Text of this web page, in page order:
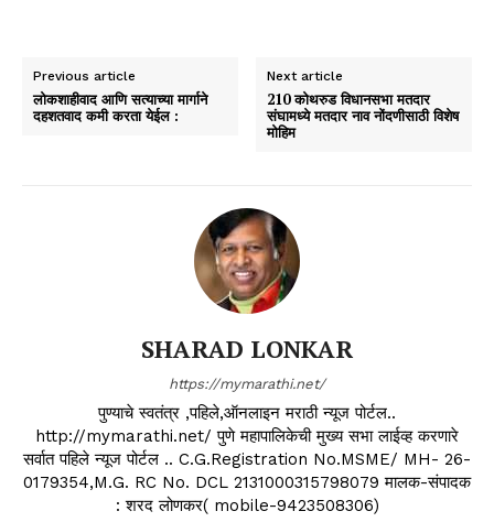
Previous article
लोकशाहीवाद आणि सत्याच्या मार्गाने
दहशतवाद कमी करता येईल :
Next article
210 कोथरुड विधानसभा मतदार
संघामध्ये मतदार नाव नोंदणीसाठी विशेष
मोहिम
SHARAD LONKAR
https://mymarathi.net/
पुण्याचे स्वतंत्र ,पहिले,ऑनलाइन मराठी न्यूज पोर्टल..
http://mymarathi.net/ पुणे महापालिकेची मुख्य सभा लाईव्ह करणारे
सर्वात पहिले न्यूज पोर्टल .. C.G.Registration No.MSME/ MH- 26-
0179354,M.G. RC No. DCL 2131000315798079 मालक-संपादक
: शरद लोणकर( mobile-9423508306)